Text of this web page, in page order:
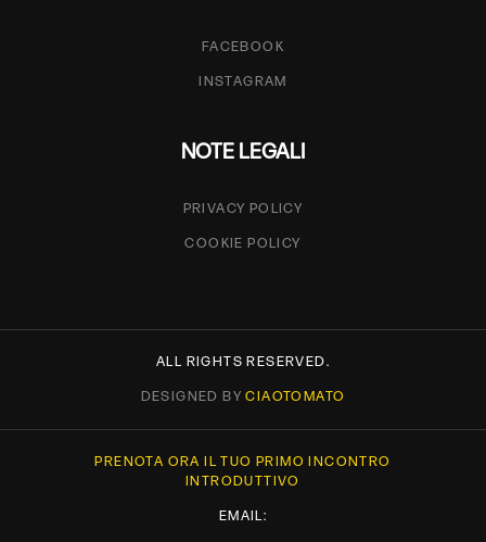
FACEBOOK
INSTAGRAM
NOTE LEGALI
PRIVACY POLICY
COOKIE POLICY
ALL RIGHTS RESERVED.
DESIGNED BYCIAOTOMATO
PRENOTA ORA IL TUO PRIMO INCONTRO
INTRODUTTIVO
EMAIL: